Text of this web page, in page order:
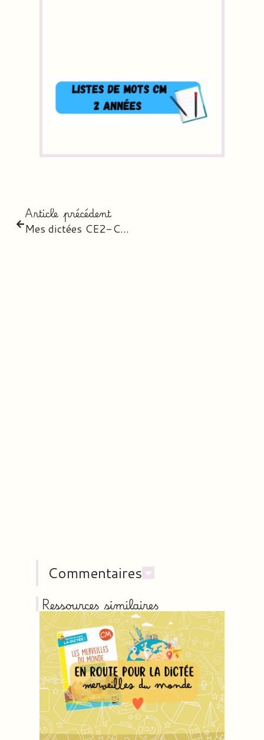
Article précédent
Mes dictées CE2-CM1-CM2
Commentaires
Ressources similaires